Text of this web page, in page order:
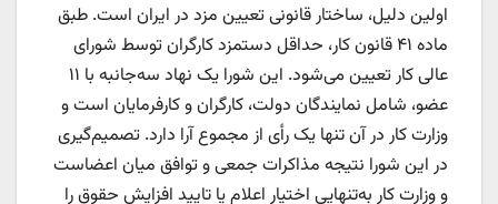
اولین دلیل، ساختار قانونی تعیین مزد در ایران است. طبق
ماده ۴۱ قانون کار، حداقل دستمزد کارگران توسط شورای
عالی کار تعیین می‌شود. این شورا یک نهاد سه‌جانبه با ۱۱
عضو، شامل نمایندگان دولت، کارگران و کارفرمایان است و
وزارت کار در آن تنها یک رأی از مجموع آرا دارد. تصمیم‌گیری
در این شورا نتیجه مذاکرات جمعی و توافق میان اعضاست
و وزارت کار به‌تنهایی اختیار اعلام یا تایید افزایش حقوق را